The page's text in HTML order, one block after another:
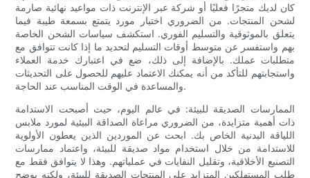
كان لديك متجرًا فعليًا أو شركة عبر الإنترنت ذات مواعيد نهائية صارمة
لشحن المنتجات. من الضروري اختيار مورد يتمتع بسمعة طيبة فيما
يتعلق بالموثوقية والتسليم الفوري. استكشف سياسات الشحن الخاصة
بهم واستفسر عن متوسط ​​أوقات التسليم لتحديد ما إذا كانت تتوافق مع
متطلبات عملك. بالإضافة إلى ذلك، ضع في اعتبارك خدمة العملاء
واستجابتهم للتأكد من أنه يمكنك الاعتماد عليهم للحصول على التحديثات
والمساعدة في الوقت المناسب عند الحاجة.
الممارسات الصديقة للبيئة: في عالم اليوم، حيث أصبحت الاستدامة
ذات أهمية متزايدة، من الضروري مراعاة الصداقة البيئية لمورد ملابس
اللياقة البدنية الخاص بك. ابحث عن الموردين الذين يعطون الأولوية
للاستدامة من خلال استخدام مواد صديقة للبيئة، واعتماد ممارسات
التصنيع الأخلاقية، وتقليل النفايات في عملياتهم. وهذا لا يتوافق فقط مع
طلب المستهلكين المتزايد على المنتجات الصديقة للبيئة، ولكنه يوضح